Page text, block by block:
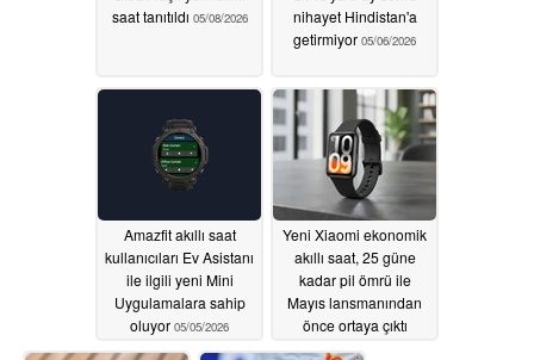
saat tanıtıldı 05/08/2026
nihayet Hindistan'a
getirmiyor 05/06/2026
Amazfit akıllı saat
kullanıcıları Ev Asistanı
ile ilgili yeni Mini
Uygulamalara sahip
oluyor 05/05/2026
Yeni Xiaomi ekonomik
akıllı saat, 25 güne
kadar pil ömrü ile
Mayıs lansmanından
önce ortaya çıktı
05/04/2026